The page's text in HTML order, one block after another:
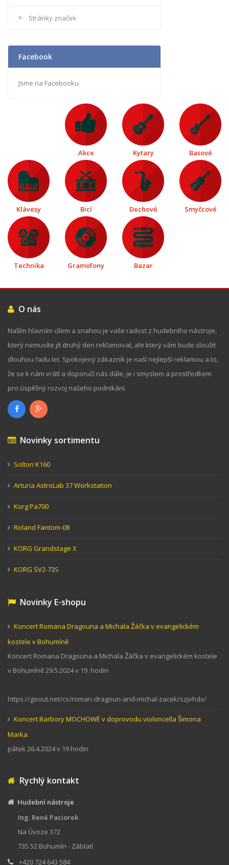
Stránky značek
Facebook
Jsme na Facebooku
Akce Kytary Basové
Klávesy Bicí Dechové Smyčcové
Technika Gramofony Bazar
O nás
Naším hlavním cílem a snahou je vaše radost z hudebního nástroje,
který nemusíte jít druhý den reklamovat, ale který vám bude sloužit
dlouhou řadu let. Spokojený zákazník je naší nejlepší reklamou a to,
že se k nám vrátí a doporučí nás dále, je i smyslem a prostředkem
pro úspěšný rozvoj našeho podnikání.
Novinky sortimentu
Solton K160
Arturia AstroLab 37 Workstation
Korg Pa700
Roland Fantom-08
KORG Grandstage X
KORG SV2-73S
Novinky E-shopu
Koncert Romana Dragouna a Michala Žáčka v evangelickém
kostele v Bohumíně
Koncert Romana Dragouna a Michala Žáčka v evangelickém kostele
v Bohumíně 29.5.2024 v 19. hodin
https://goout.net/cs/roman-dragoun-and-michal-zacek/szjvhdx/
Koncert Barbory MOCHOWÉ v doprovodu violoncella Šimona
Marka
pátek 26.4.2024 v 19 hodin
Rychlý kontakt
Hudební nástroje
Ing. René Paciorek
Na Úvoze 372
735 52 Bohumín - Záblatí
+420 724 643 584